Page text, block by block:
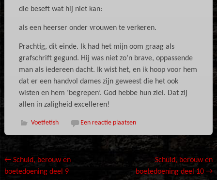
die beseft wat hij niet kan:
als een heerser onder vrouwen te verkeren.
Prachtig, dit einde. Ik had het mijn oom graag als
grafschrift gegund. Hij was niet zo’n brave, oppassende
man als iedereen dacht. Ik wist het, en ik hoop voor hem
dat er een handvol dames zijn geweest die het ook
wisten en hem ‘begrepen’. God hebbe hun ziel. Dat zij
allen in zaligheid excelleren!
Voetfetish Een reactie plaatsen
Bericht
←Schuld, berouw en
boetedoening deel 9
Schuld, berouw en
boetedoening deel 10→